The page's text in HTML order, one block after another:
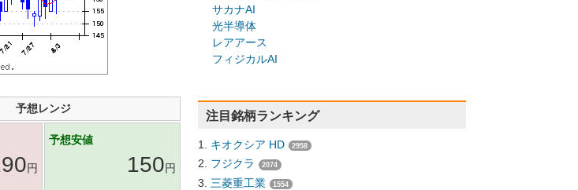
予想レンジ
円
予想安値
150円
サカナAI
光半導体
レアアース
フィジカルAI
注目銘柄ランキング
キオクシア HD 2958
フジクラ 2074
三菱重工業 1554